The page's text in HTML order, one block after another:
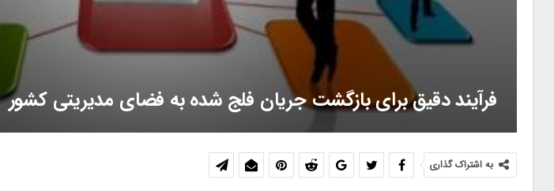
فرآیند دقیق برای بازگشت جریان فلج شده به فضای مدیریتی کشور
به اشتراک گذاری